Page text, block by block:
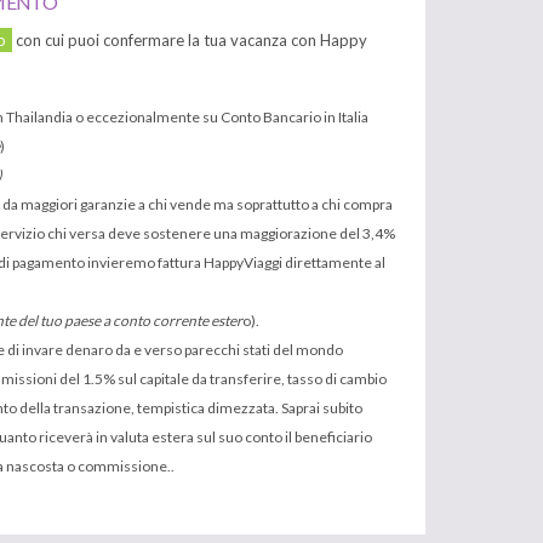
con cui puoi confermare la tua vacanza con Happy
Thailandia o eccezionalmente su Conto Bancario in Italia
)
maggiori garanzie a chi vende ma soprattutto a chi compra
chi versa deve sostenere una maggiorazione del 3,4%
pagamento invieremo fattura HappyViaggi direttamente al
del tuo paese a conto corrente estero).
invare denaro da e verso parecchi stati del mondo
del 1.5% sul capitale da transferire, tasso di cambio
della transazione, tempistica dimezzata. Saprai subito
riceverà in valuta estera sul suo conto il beneficiario
nascosta o commissione..